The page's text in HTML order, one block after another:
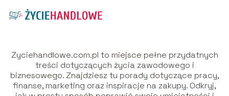
Zyciehandlowe.com.pl to miejsce pełne przydatnych
treści dotyczących życia zawodowego i
biznesowego. Znajdziesz tu porady dotyczące pracy,
finanse, marketing oraz inspiracje na zakupy. Odkryj,